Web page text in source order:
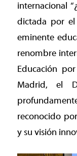
internacional
dictada por el
eminente
renombre
Educación
Madrid, el
reconocido
y su visión